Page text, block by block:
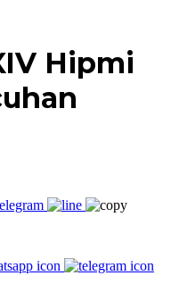
Hipmi